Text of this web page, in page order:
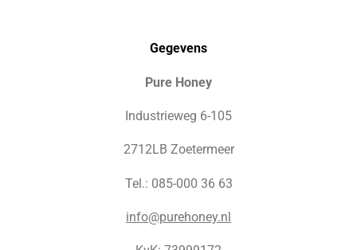
Gegevens
Pure Honey
Industrieweg 6-105
2712LB Zoetermeer
Tel.: 085-000 36 63
info@purehoney.nl